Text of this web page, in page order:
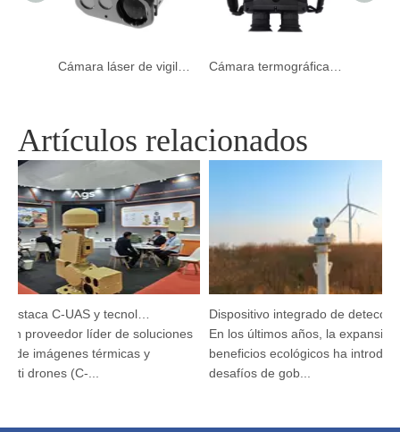
Artículos relacionados
Argustec destaca C-UAS y tecnología térmica de vanguardia en KL
proveedor líder de soluciones
de imágenes térmicas y
drones (C-...
En los últimos años, la expansión
beneficios ecológicos ha
desafíos de gob...